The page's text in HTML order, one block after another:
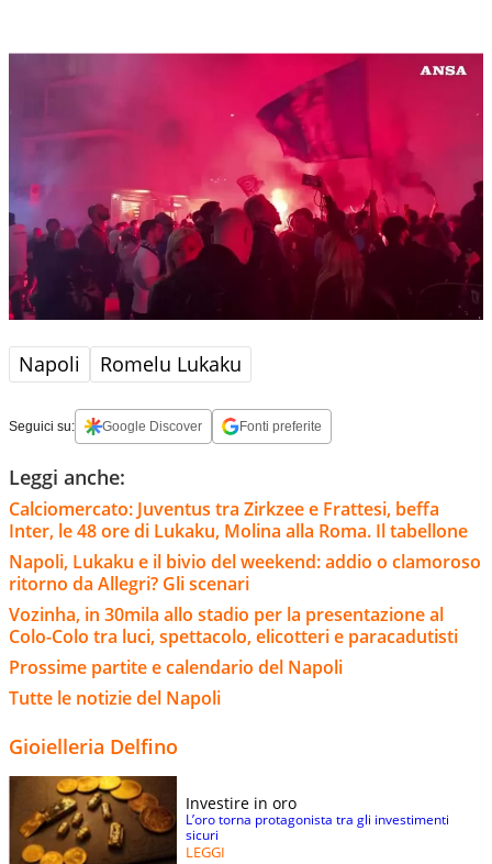
Napoli Romelu Lukaku
Seguici su: Google Discover Fonti preferite
Leggi anche:
Calciomercato: Juventus tra Zirkzee e Frattesi, beffa
Inter, le 48 ore di Lukaku, Molina alla Roma. Il tabellone
Napoli, Lukaku e il bivio del weekend: addio o clamoroso
ritorno da Allegri? Gli scenari
Vozinha, in 30mila allo stadio per la presentazione al
Colo-Colo tra luci, spettacolo, elicotteri e paracadutisti
Prossime partite e calendario del Napoli
Tutte le notizie del Napoli
Gioielleria Delfino
Investire in oro
L’oro torna protagonista tra gli investimenti
sicuri
LEGGI